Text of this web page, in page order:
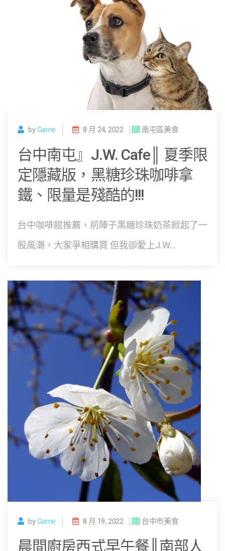
byGame 8 月 24, 2022 南屯區美食
台中南屯』J.W. Cafe║ 夏季限
定隱藏版，黑糖珍珠咖啡拿
鐵、限量是殘酷的!!!
台中咖啡館推薦，前陣子黑糖珍珠奶茶掀起了一
股風潮，大家爭相購買 但我卻愛上J.W...
byGame 8 月 19, 2022 台中市美食
晨間廚房西式早午餐║南部人